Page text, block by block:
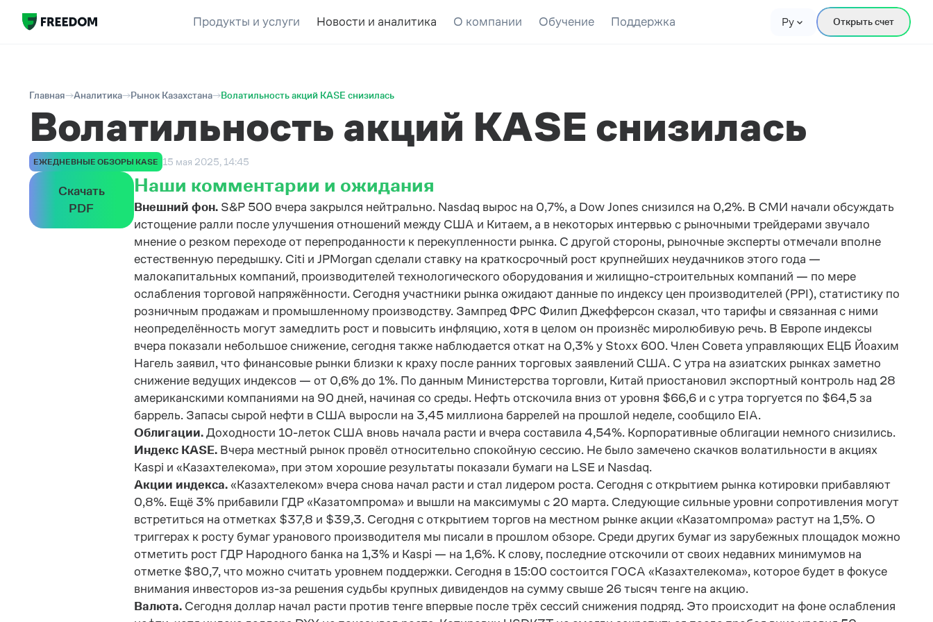
Продукты и услуги Новости и аналитика О компании Обучение Поддержка Ру Открыть счет
Главная Аналитика Рынок Казахстана Волатильность акций KASE снизилась
Волатильность акций KASE снизилась
ЕЖЕДНЕВНЫЕ ОБЗОРЫ KASE 15 мая 2025, 14:45
Скачать
PDF
Наши комментарии и ожидания
Внешний фон. S&P 500 вчера закрылся нейтрально. Nasdaq вырос на 0,7%, а Dow Jones снизился на 0,2%. В СМИ начали обсуждать
истощение ралли после улучшения отношений между США и Китаем, а в некоторых интервью с рыночными трейдерами звучало
мнение о резком переходе от перепроданности к перекупленности рынка. С другой стороны, рыночные эксперты отмечали вполне
естественную передышку. Citi и JPMorgan сделали ставку на краткосрочный рост крупнейших неудачников этого года —
малокапитальных компаний, производителей технологического оборудования и жилищно-строительных компаний — по мере
ослабления торговой напряжённости. Сегодня участники рынка ожидают данные по индексу цен производителей (PPI), статистику по
розничным продажам и промышленному производству. Зампред ФРС Филип Джефферсон сказал, что тарифы и связанная с ними
неопределённость могут замедлить рост и повысить инфляцию, хотя в целом он произнёс миролюбивую речь. В Европе индексы
вчера показали небольшое снижение, сегодня также наблюдается откат на 0,3% у Stoxx 600. Член Совета управляющих ЕЦБ Йоахим
Нагель заявил, что финансовые рынки близки к краху после ранних торговых заявлений США. С утра на азиатских рынках заметно
снижение ведущих индексов — от 0,6% до 1%. По данным Министерства торговли, Китай приостановил экспортный контроль над 28
американскими компаниями на 90 дней, начиная со среды. Нефть отскочила вниз от уровня $66,6 и с утра торгуется по $64,5 за
баррель. Запасы сырой нефти в США выросли на 3,45 миллиона баррелей на прошлой неделе, сообщило EIA.
Облигации. Доходности 10-леток США вновь начала расти и вчера составила 4,54%. Корпоративные облигации немного снизились.
Индекс KASE. Вчера местный рынок провёл относительно спокойную сессию. Не было замечено скачков волатильности в акциях
Kaspi и «Казахтелекома», при этом хорошие результаты показали бумаги на LSE и Nasdaq.
Акции индекса. «Казахтелеком» вчера снова начал расти и стал лидером роста. Сегодня с открытием рынка котировки прибавляют
0,8%. Ещё 3% прибавили ГДР «Казатомпрома» и вышли на максимумы с 20 марта. Следующие сильные уровни сопротивления могут
встретиться на отметках $37,8 и $39,3. Сегодня с открытием торгов на местном рынке акции «Казатомпрома» растут на 1,5%. О
триггерах к росту бумаг уранового производителя мы писали в прошлом обзоре. Среди других бумаг из зарубежных площадок можно
отметить рост ГДР Народного банка на 1,3% и Kaspi — на 1,6%. К слову, последние отскочили от своих недавних минимумов на
отметке $80,7, что можно считать уровнем поддержки. Сегодня в 15:00 состоится ГОСА «Казахтелекома», которое будет в фокусе
внимания инвесторов из-за решения судьбы крупных дивидендов на сумму свыше 26 тысяч тенге на акцию.
Валюта.Сегодня доллар начал расти против тенге впервые после трёх сессий снижения подряд. Это происходит на фоне ослабления